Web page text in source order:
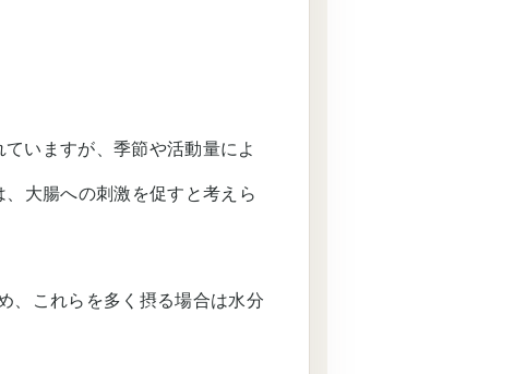
いますが、季節や活動量によ
大腸への刺激を促すと考えら
、これらを多く摂る場合は水分